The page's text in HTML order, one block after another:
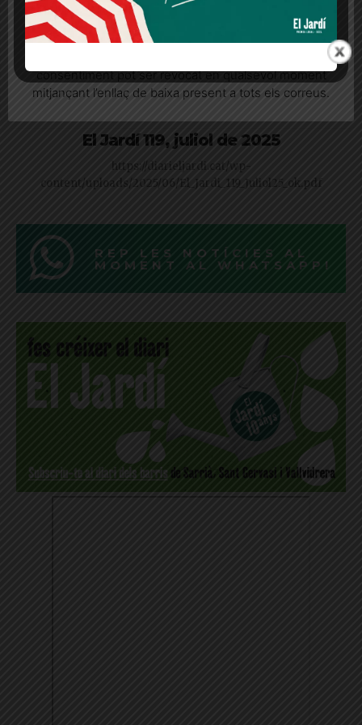
El Jardí 119, juliol de 2025
https://diarieljardi.cat/wp-
content/uploads/2025/06/El_Jardi_119_Juliol25_ok.pdf
REP LES NOTÍCIES AL
MOMENT AL WHATSAPP!
Quan l’usuari crea un compte al Diari el Jardí, dona el
seu consentiment explícit per rebre comunicacions
consentiment pot ser revocat en qualsevol moment
mitjançant l’enllaç de baixa present a tots els correus.